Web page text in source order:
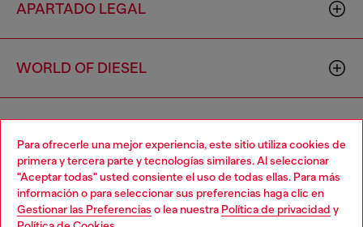
Para ofrecerle una mejor experiencia, este sitio utiliza cookies de
primera y tercera parte y tecnologías similares. Al seleccionar
"Aceptar todas" usted consiente el uso de todas ellas. Para más
información o para seleccionar sus preferencias haga clic en
Gestionar las Preferencias o lea nuestra Política de privacidad y
APARTADO LEGAL
WORLD OF DIESEL
Choose your location
You are currently browsing España website, but it seems you